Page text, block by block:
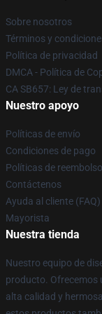
Sobre nosotros
Términos y
Política de privacidad
DMCA - Política de
CA SB657: Ley de
Nuestro apoyo
Políticas de envío
Condiciones de pago
Políticas de reembolso
Contáctenos
Ayuda al cliente (FAQ)
Mayorista
Nuestra tienda
Nuestro equipo de
producto. Ofrecemos
alta calidad y